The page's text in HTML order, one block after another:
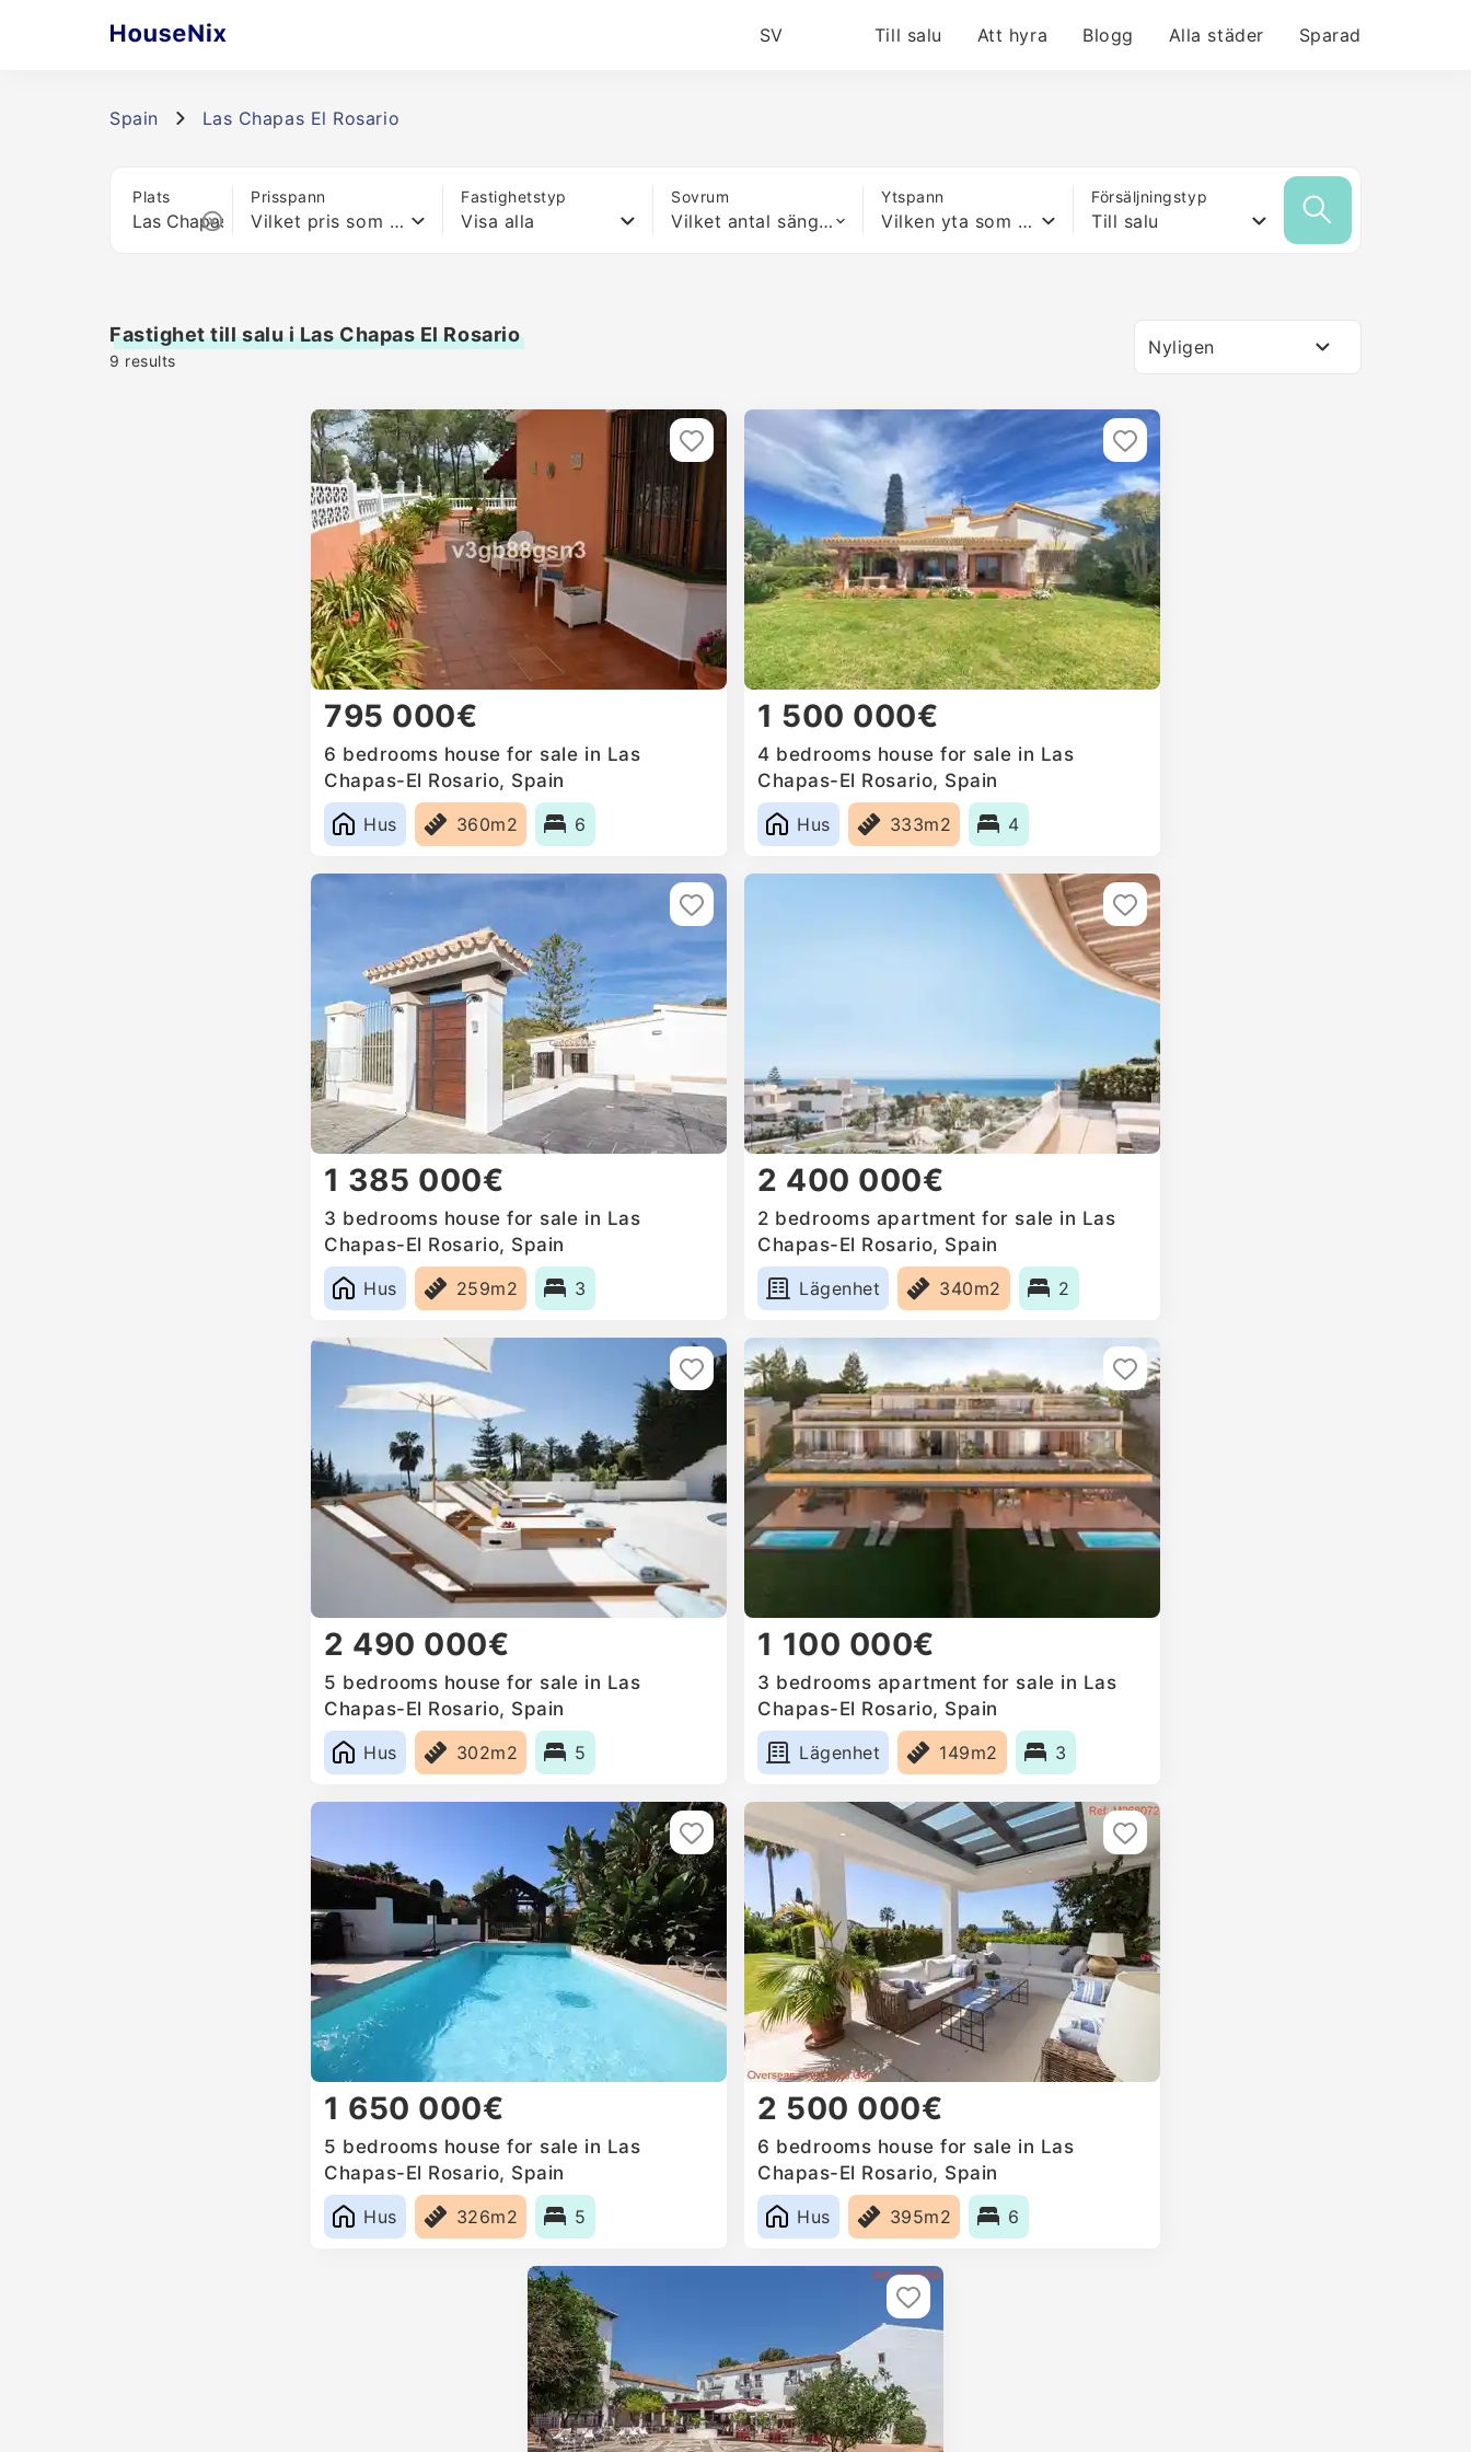
SV Till salu Att hyra Blogg Alla städer Sparad
Spain Las Chapas El Rosario
Plats Prisspann
Vilket pris som helst
Fastighetstyp
Visa alla
Sovrum
Vilket antal sängar som helst
Ytspann
Vilken yta som helst
Försäljningstyp
Till salu
Fastighet till salu i Las Chapas El Rosario
9 results
Nyligen
795 000€
6 bedrooms house for sale in Las
Chapas-El Rosario, Spain
Hus
360m2 6
1 500 000€
4 bedrooms house for sale in Las
Chapas-El Rosario, Spain
Hus
333m2 4
1 385 000€
3 bedrooms house for sale in Las
Chapas-El Rosario, Spain
Hus
259m2 3
2 400 000€
2 bedrooms apartment for sale in Las
Chapas-El Rosario, Spain
Lägenhet
340m2 2
2 490 000€
5 bedrooms house for sale in Las
Chapas-El Rosario, Spain
Hus
302m2 5
1 100 000€
3 bedrooms apartment for sale in Las
Chapas-El Rosario, Spain
Lägenhet
149m2 3
1 650 000€
5 bedrooms house for sale in Las
Chapas-El Rosario, Spain
Hus
326m2 5
2 500 000€
6 bedrooms house for sale in Las
Chapas-El Rosario, Spain
Hus
395m2 6